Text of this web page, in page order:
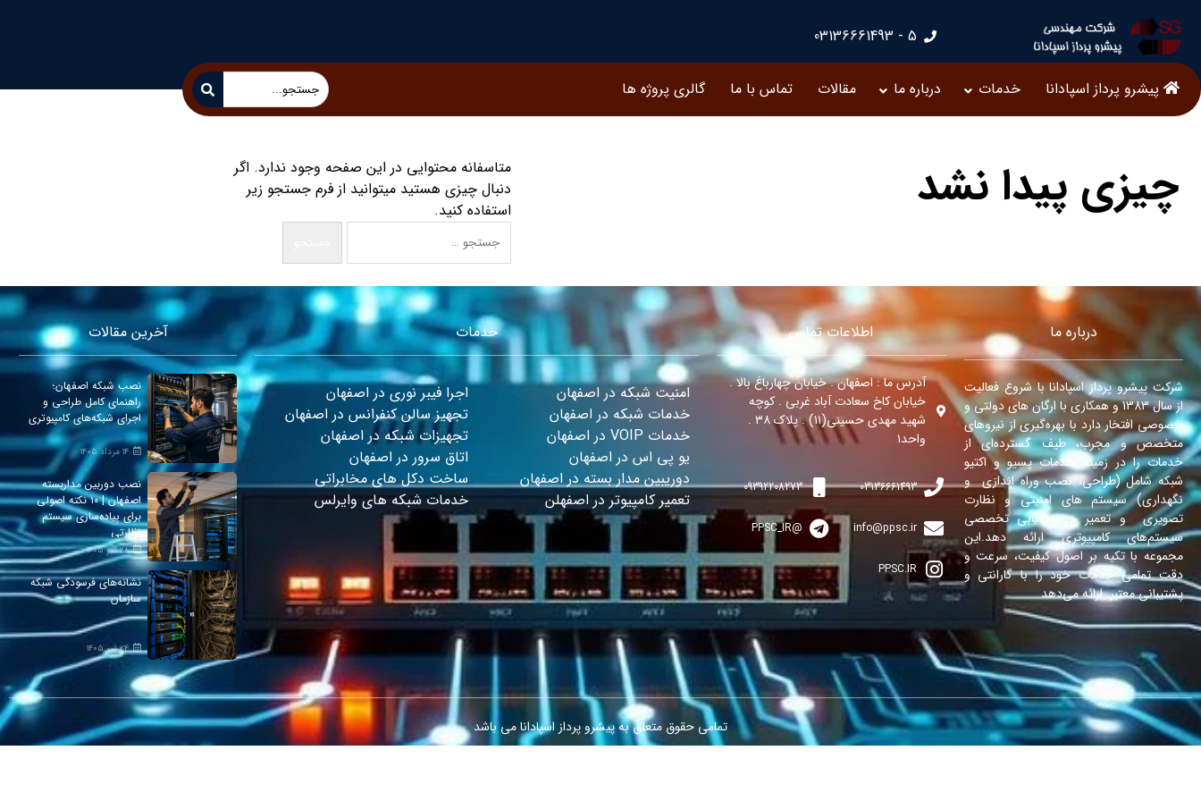
5 - 03136661493
پیشرو پرداز اسپادانا خدمات درباره ما مقالات تماس با ما گالری پروژه ها
چیزی پیدا نشد
متاسفانه محتوایی در این صفحه وجود ندارد. اگر
دنبال چیزی هستید میتوانید از فرم جستجو زیر
استفاده کنید.
درباره ما
شرکت پیشرو پرداز اسپادانا با شروع فعالیت
از سال 1383 و همکاری با ارگان های دولتی و
خصوصی افتخار دارد با بهره‌گیری از نیروهای
متخصص و مجرب، طیف گسترده‌ای از
خدمات را در زمینه‌ خدمات پسیو و اکتیو
شبکه شامل (طراحی، نصب وراه اندازی و
نگهداری) سیستم های امنیتی و نظارت
تصویری و تعمیر و عیب‌یابی تخصصی
سیستم‌های کامپیوتری ارائه دهد.این
مجموعه با تکیه بر اصول کیفیت، سرعت و
دقت تمامی خدمات خود را با گارانتی و
پشتیبانی معتبر ارائه می‌دهد
اطلاعات تماس
آدرس ما : اصفهان . خیابان چهارباغ بالا .
خیابان کاخ سعادت آباد غربی . کوچه
شهید مهدی حسینی(۱۱) . پلاک ۳۸ .
واحد۱
03136661493
09392208273
info@ppsc.ir
@PPSC_IR
PPSC.IR
خدمات
امنیت شبکه در اصفهان
خدمات شبکه در اصفهان
خدمات VOIP در اصفهان
یو پی اس در اصفهان
دوریبین مدار بسته در اصفهان
تعمیر کامپیوتر در اصفهلن
اجرا فیبر نوری در اصفهان
تجهیز سالن کنفرانس در اصفهان
تجهیزات شبکه در اصفهان
اتاق سرور در اصفهان
ساخت دکل های مخابراتی
خدمات شبکه های وایرلس
آخرین مقالات
نصب شبکه اصفهان؛
راهنمای کامل طراحی و
اجرای شبکه‌های کامپیوتری
۱۴ مرداد ۱۴۰۵
نصب دوربین مداربسته
اصفهان | ۱۰ نکته اصولی
برای پیاده‌سازی سیستم
نظارتی
۲۸ تیر ۱۴۰۵
نشانه‌های فرسودگی شبکه
سازمان
۲۴ تیر ۱۴۰۵
تمامی حقوق متعلق به پیشرو پرداز اسپادانا می باشد